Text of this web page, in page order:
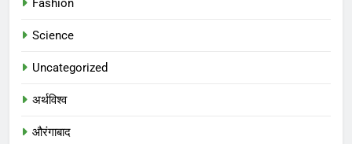
Fashion
Science
Uncategorized
अर्थविश्व
औरंगाबाद